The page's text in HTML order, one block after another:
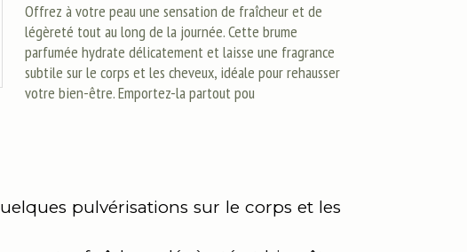
Offrez à votre peau une sensation de fraîcheur et de
légèreté tout au long de la journée. Cette brume
parfumée hydrate délicatement et laisse une fragrance
subtile sur le corps et les cheveux, idéale pour rehausser
votre bien-être. Emportez-la partout pou
pulvérisations sur le corps et les